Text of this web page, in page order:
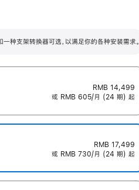
毫米的高度调节范围。
支架转换器可选，以满足你的各种安装需求。
RMB 14,499
或 RMB 605/月 (24 期) 起
RMB 17,499
或 RMB 730/月 (24 期) 起